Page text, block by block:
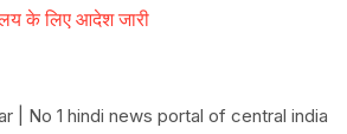
के लिए आदेश जारी
| No 1 hindi news portal of central india